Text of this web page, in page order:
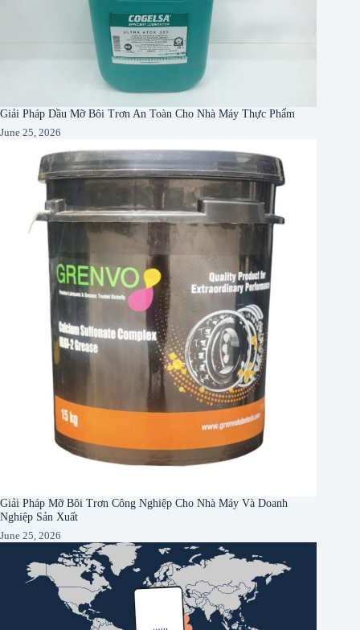
Giải Pháp Dầu Mỡ Bôi Trơn An Toàn Cho Nhà Máy Thực Phẩm
June 25, 2026
Giải Pháp Mỡ Bôi Trơn Công Nghiệp Cho Nhà Máy Và Doanh
Nghiệp Sản Xuất
June 25, 2026